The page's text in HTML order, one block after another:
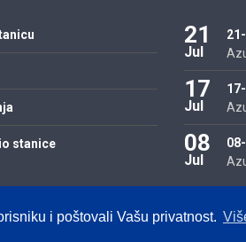
i poštovali Vašu privatnost.
stanice
21
Jul
17
Jul
08
Jul
IMS.RS